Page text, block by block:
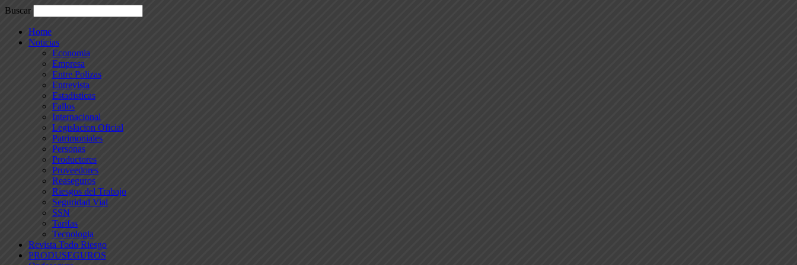
Buscar
Home
Noticias
Economia
Empresa
Entre Polizas
Entrevista
Estadisticas
Fallos
Internacional
Legislacion Oficial
Patrimoniales
Personas
Productores
Proveedores
Reaseguros
Riesgos del Trabajo
Seguridad Vial
SSN
Tarifas
Tecnologia
Revista Todo Riesgo
PRODUSEGUROS